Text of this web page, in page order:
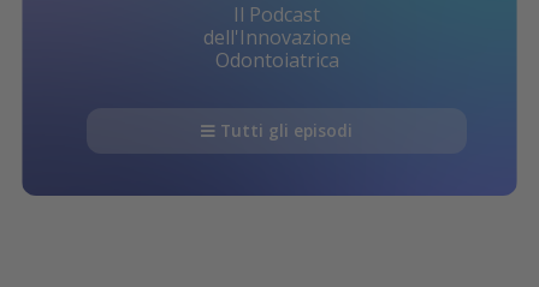
Il Podcast
dell'Innovazione
Odontoiatrica
Tutti gli episodi